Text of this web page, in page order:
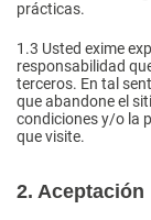
prácticas.
1.3 Usted exime
responsabilidad
terceros. En tal
que abandone el
condiciones y/o la
que visite.
2. Aceptación